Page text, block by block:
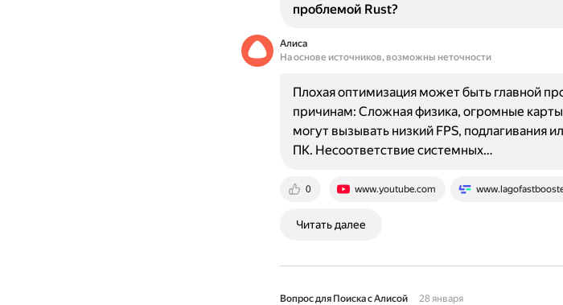
проблемой Rust?
Алиса
На основе источников, возможны неточности
0 www.youtube.com
Плохая оптимизация может быть главной
причинам: Сложная физика, огромные
могут вызывать низкий FPS, подлагивания
ПК. Несоответствие системных…
Читать далее
Вопрос для Поиска с Алисой
28 января